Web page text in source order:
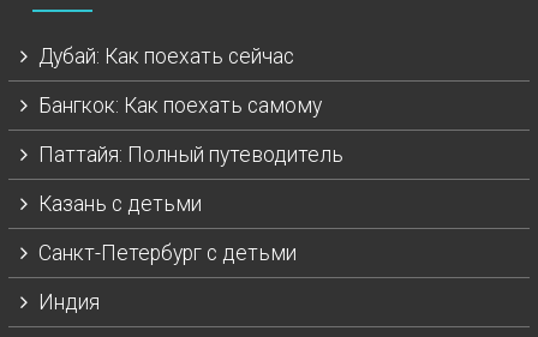
Дубай: Как поехать сейчас
Бангкок: Как поехать самому
Паттайя: Полный путеводитель
Казань с детьми
Санкт-Петербург с детьми
Индия